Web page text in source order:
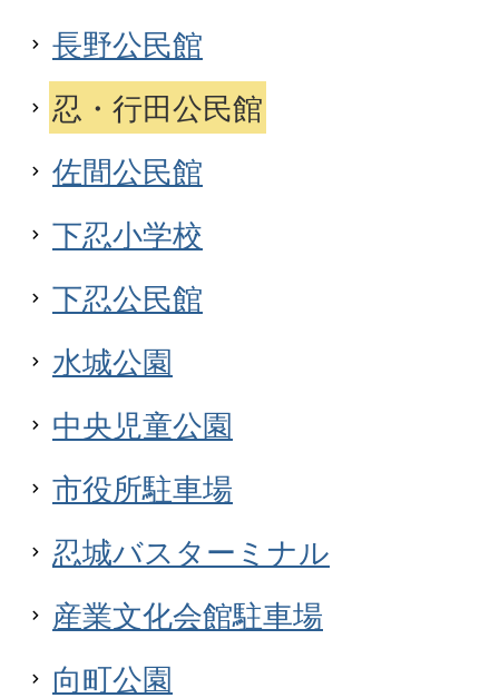
長野公民館
忍・行田公民館
佐間公民館
下忍小学校
下忍公民館
水城公園
中央児童公園
市役所駐車場
忍城バスターミナル
産業文化会館駐車場
向町公園